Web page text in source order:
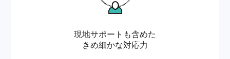
現地サポートも含めた
きめ細かな対応力